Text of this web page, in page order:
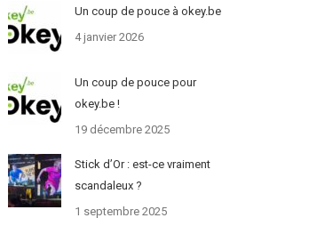
Un coup de pouce à okey.be
4 janvier 2026
Un coup de pouce pour
okey.be !
19 décembre 2025
Stick d’Or : est-ce vraiment
scandaleux ?
1 septembre 2025